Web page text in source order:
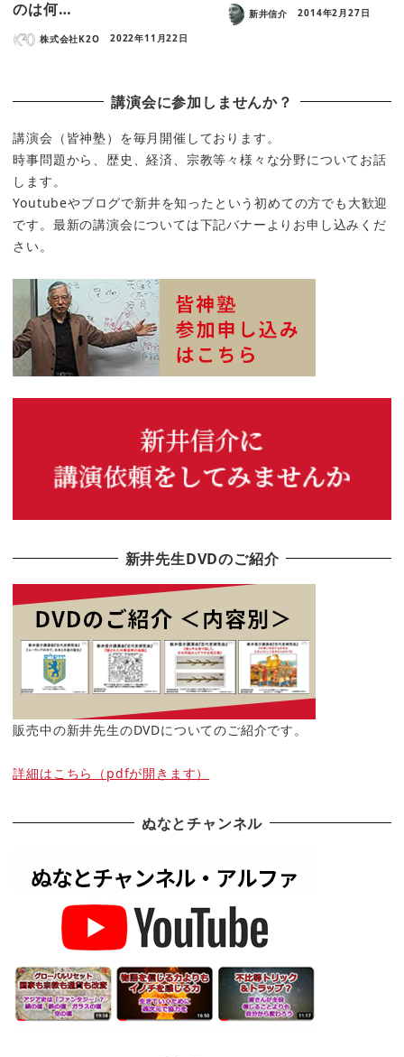
のは何…
株式会社K2O 2022年11月22日
新井信介 2014年2月27日
講演会に参加しませんか？
講演会（皆神塾）を毎月開催しております。
時事問題から、歴史、経済、宗教等々様々な分野についてお話
します。
Youtubeやブログで新井を知ったという初めての方でも大歓迎
です。最新の講演会については下記バナーよりお申し込みくだ
さい。
新井先生DVDのご紹介
販売中の新井先生のDVDについてのご紹介です。
詳細はこちら（pdfが開きます）
ぬなとチャンネル